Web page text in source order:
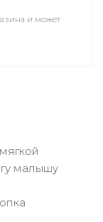
и может
малышу